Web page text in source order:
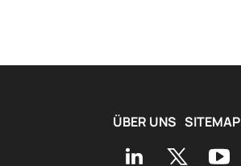
ÜBER UNS SITEMAP